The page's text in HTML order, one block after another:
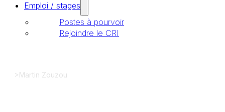
Emploi / stages
Postes à pourvoir
Rejoindre le CRI
>Martin Zouzou